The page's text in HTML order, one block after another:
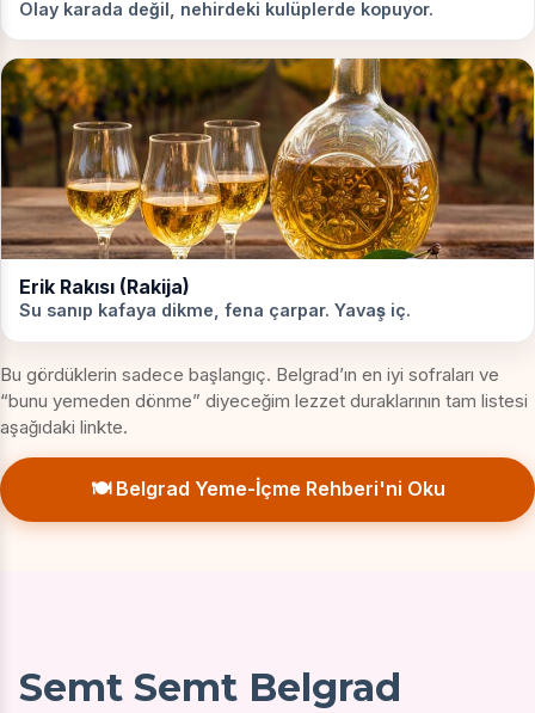
Olay karada değil, nehirdeki kulüplerde kopuyor.
Erik Rakısı (Rakija)
Su sanıp kafaya dikme, fena çarpar. Yavaş iç.
Bu gördüklerin sadece başlangıç. Belgrad’ın en iyi sofraları ve
“bunu yemeden dönme” diyeceğim lezzet duraklarının tam listesi
aşağıdaki linkte.
🍽️ Belgrad Yeme-İçme Rehberi'ni Oku
Semt Semt Belgrad